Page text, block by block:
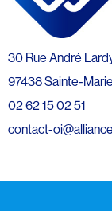
30 Rue André
97438 Sainte-Marie
02 62 15 02 51
contact-